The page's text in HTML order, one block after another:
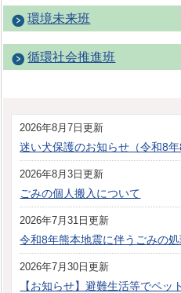
環境未来班
循環社会推進班
2026年8月7日更新
迷い犬保護のお知らせ（令和8年
2026年8月3日更新
ごみの個人搬入について
2026年7月31日更新
令和8年熊本地震に伴うごみの
2026年7月30日更新
【お知らせ】避難生活等でペッ